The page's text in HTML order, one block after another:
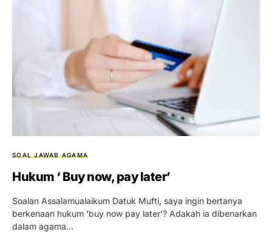
SOAL JAWAB AGAMA
Hukum ‘ Buy now, pay later’
Soalan Assalamualaikum Datuk Mufti, saya ingin bertanya
berkenaan hukum ‘buy now pay later’? Adakah ia dibenarkan
dalam agama…